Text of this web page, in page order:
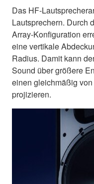
Das HF-
Lautsprechern. Durch
Array-Konfiguration
eine vertikale
Radius. Damit kann
Sound über größere
einen gleichmäßig
projizieren.